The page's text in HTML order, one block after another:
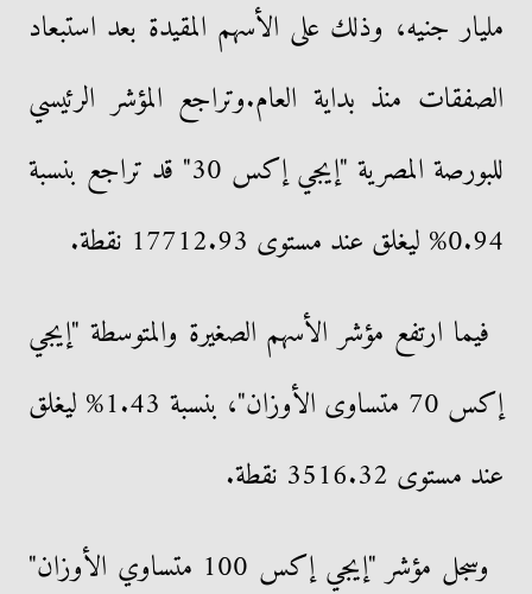
مليار جنيه، وذلك على الأسهم المقيدة بعد استبعاد
الصفقات منذ بداية العام.وتراجع المؤشر الرئيسي
للبورصة المصرية "إيجي إكس 30" قد تراجع بنسبة
0.94% ليغلق عند مستوى 17712.93 نقطة.
فيما ارتفع مؤشر الأسهم الصغيرة والمتوسطة "إيجي
إكس 70 متساوى الأوزان"، بنسبة 1.43% ليغلق
عند مستوى 3516.32 نقطة.
وسجل مؤشر "إيجي إكس 100 متساوي الأوزان"